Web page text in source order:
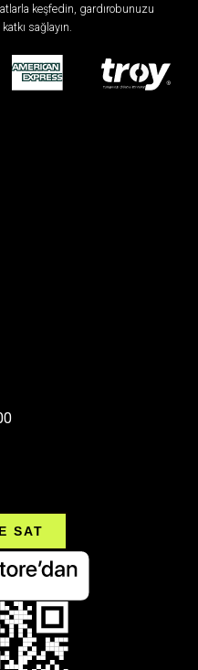
keşfedin, gardırobunuzu
sağlayın.
SAT